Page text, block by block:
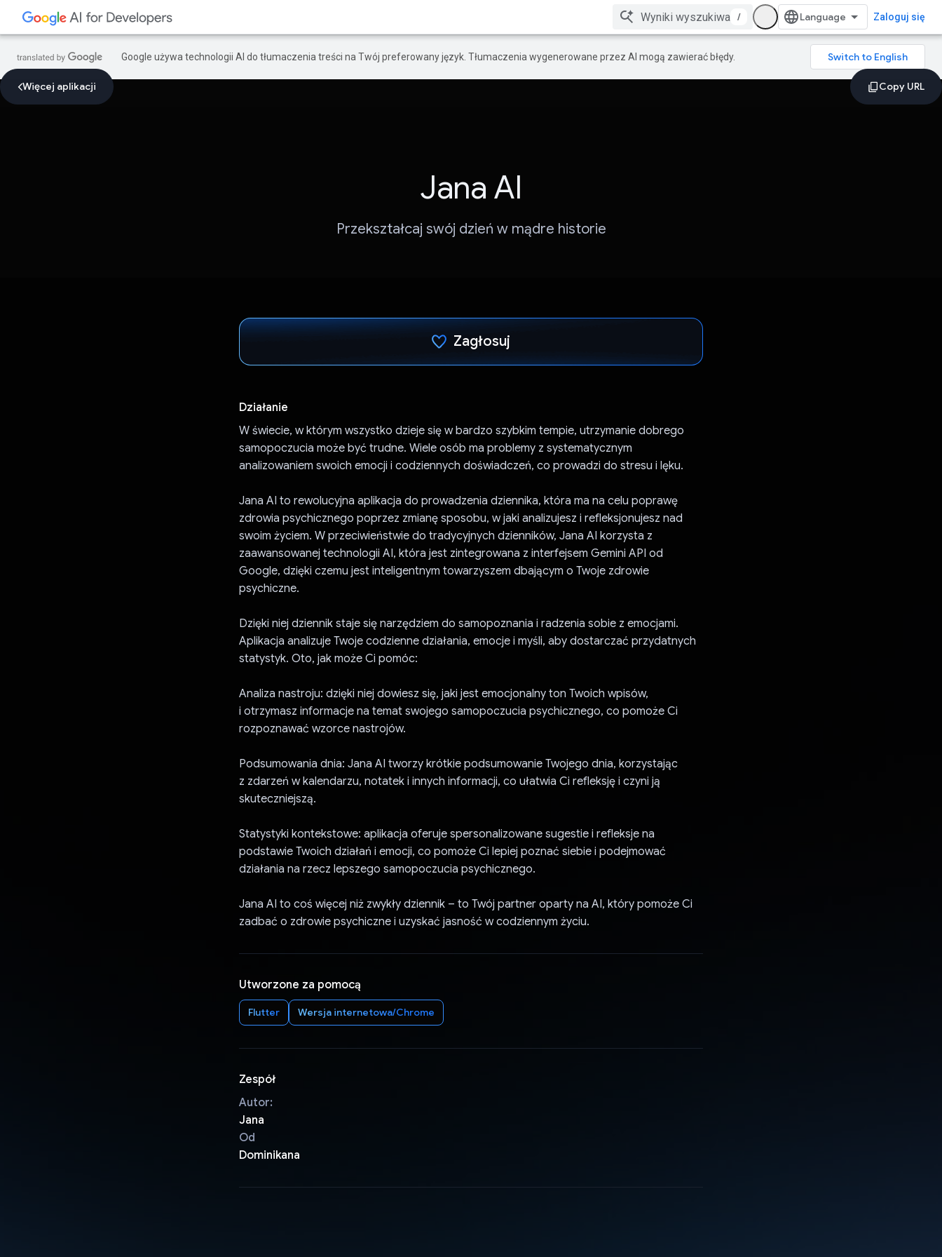
/ Zaloguj się
Google używa technologii AI do tłumaczenia treści na Twój preferowany język. Tłumaczenia wygenerowane przez AI mogą zawierać błędy.
Więcej aplikacji
Jana AI
Przekształcaj swój dzień w mądre historie
Zagłosuj
Działanie
W świecie, w którym wszystko dzieje się w bardzo szybkim tempie, utrzymanie dobrego
samopoczucia może być trudne. Wiele osób ma problemy z systematycznym
analizowaniem swoich emocji i codziennych doświadczeń, co prowadzi do stresu i lęku.
Jana AI to rewolucyjna aplikacja do prowadzenia dziennika, która ma na celu poprawę
zdrowia psychicznego poprzez zmianę sposobu, w jaki analizujesz i refleksjonujesz nad
swoim życiem. W przeciwieństwie do tradycyjnych dzienników, Jana AI korzysta z
zaawansowanej technologii AI, która jest zintegrowana z interfejsem Gemini API od
Google, dzięki czemu jest inteligentnym towarzyszem dbającym o Twoje zdrowie
psychiczne.
Dzięki niej dziennik staje się narzędziem do samopoznania i radzenia sobie z emocjami.
Aplikacja analizuje Twoje codzienne działania, emocje i myśli, aby dostarczać przydatnych
statystyk. Oto, jak może Ci pomóc:
Analiza nastroju: dzięki niej dowiesz się, jaki jest emocjonalny ton Twoich wpisów,
i otrzymasz informacje na temat swojego samopoczucia psychicznego, co pomoże Ci
rozpoznawać wzorce nastrojów.
Podsumowania dnia: Jana AI tworzy krótkie podsumowanie Twojego dnia, korzystając
z zdarzeń w kalendarzu, notatek i innych informacji, co ułatwia Ci refleksję i czyni ją
skuteczniejszą.
Statystyki kontekstowe: aplikacja oferuje spersonalizowane sugestie i refleksje na
podstawie Twoich działań i emocji, co pomoże Ci lepiej poznać siebie i podejmować
działania na rzecz lepszego samopoczucia psychicznego.
Jana AI to coś więcej niż zwykły dziennik – to Twój partner oparty na AI, który pomoże Ci
zadbać o zdrowie psychiczne i uzyskać jasność w codziennym życiu.
Utworzone za pomocą
Flutter Wersja internetowa/Chrome
Zespół
Autor:
Jana
Od
Dominikana